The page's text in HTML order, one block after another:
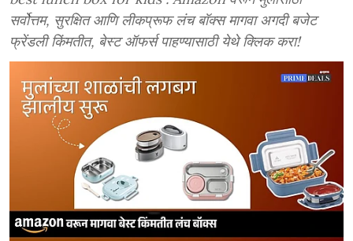
सर्वोत्तम, सुरक्षित आणि लीकप्रूफ लंच बॉक्स मागवा अगदी बजेट
फ्रेंडली किंमतीत, बेस्ट ऑफर्स पाहण्यासाठी येथे क्लिक करा!